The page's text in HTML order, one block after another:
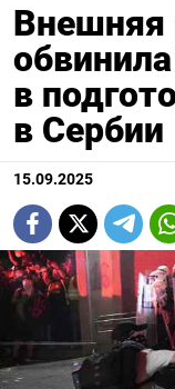
Внешняя
в
в Сербии
15.09.2025